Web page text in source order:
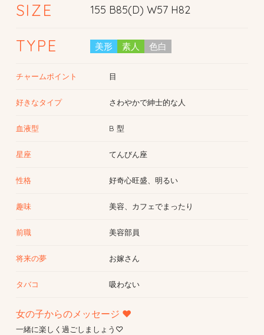
SIZE 155 B85(D) W57 H82
TYPE 美形 素人 色白
チャームポイント 目
好きなタイプ さわやかで紳士的な人
血液型 B 型
星座 てんびん座
性格 好奇心旺盛、明るい
趣味 美容、カフェでまったり
前職 美容部員
将来の夢 お嫁さん
タバコ 吸わない
女の子からのメッセージ ♥
一緒に楽しく過ごしましょう♡